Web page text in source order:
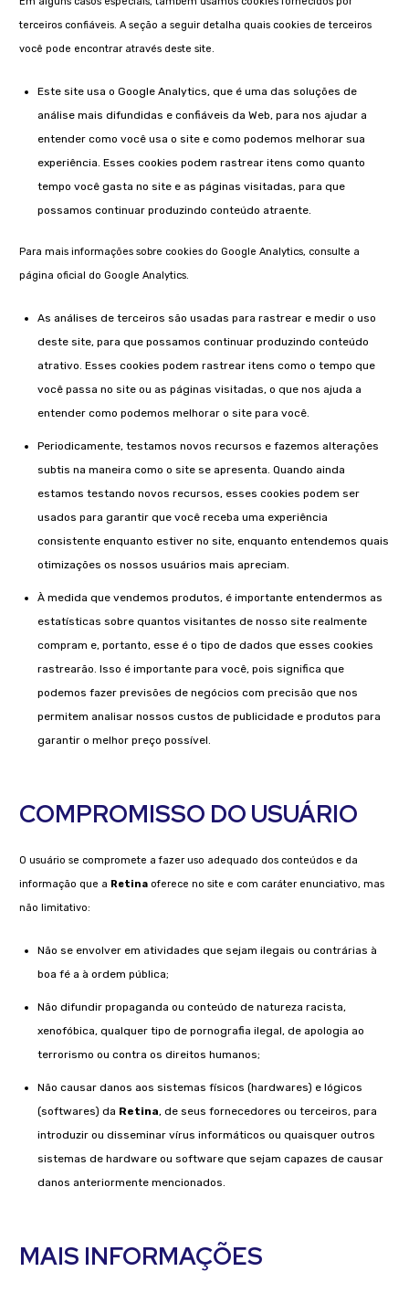
terceiros confiáveis. A seção a seguir detalha quais cookies de terceiros
você pode encontrar através deste site.
Este site usa o Google Analytics, que é uma das soluções de
análise mais difundidas e confiáveis ​​da Web, para nos ajudar a
entender como você usa o site e como podemos melhorar sua
experiência. Esses cookies podem rastrear itens como quanto
tempo você gasta no site e as páginas visitadas, para que
possamos continuar produzindo conteúdo atraente.
Para mais informações sobre cookies do Google Analytics, consulte a
página oficial do Google Analytics.
As análises de terceiros são usadas para rastrear e medir o uso
deste site, para que possamos continuar produzindo conteúdo
atrativo. Esses cookies podem rastrear itens como o tempo que
você passa no site ou as páginas visitadas, o que nos ajuda a
entender como podemos melhorar o site para você.
Periodicamente, testamos novos recursos e fazemos alterações
subtis na maneira como o site se apresenta. Quando ainda
estamos testando novos recursos, esses cookies podem ser
usados ​​para garantir que você receba uma experiência
consistente enquanto estiver no site, enquanto entendemos quais
otimizações os nossos usuários mais apreciam.
À medida que vendemos produtos, é importante entendermos as
estatísticas sobre quantos visitantes de nosso site realmente
compram e, portanto, esse é o tipo de dados que esses cookies
rastrearão. Isso é importante para você, pois significa que
podemos fazer previsões de negócios com precisão que nos
permitem analisar nossos custos de publicidade e produtos para
garantir o melhor preço possível.
COMPROMISSO DO USUÁRIO
O usuário se compromete a fazer uso adequado dos conteúdos e da
informação que a Retina oferece no site e com caráter enunciativo, mas
não limitativo:
Não se envolver em atividades que sejam ilegais ou contrárias à
boa fé a à ordem pública;
Não difundir propaganda ou conteúdo de natureza racista,
xenofóbica, qualquer tipo de pornografia ilegal, de apologia ao
terrorismo ou contra os direitos humanos;
Não causar danos aos sistemas físicos (hardwares) e lógicos
(softwares) da Retina, de seus fornecedores ou terceiros, para
introduzir ou disseminar vírus informáticos ou quaisquer outros
sistemas de hardware ou software que sejam capazes de causar
danos anteriormente mencionados.
MAIS INFORMAÇÕES